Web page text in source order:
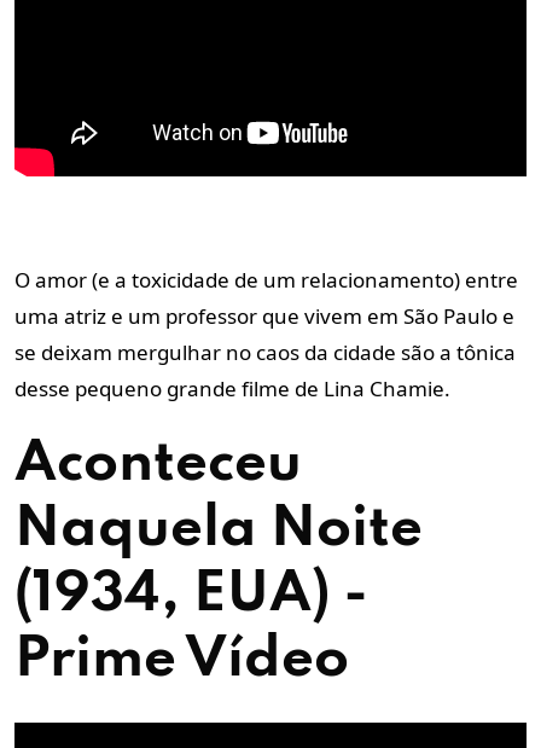
O amor (e a toxicidade de um relacionamento) entre
uma atriz e um professor que vivem em São Paulo e
se deixam mergulhar no caos da cidade são a tônica
desse pequeno grande filme de Lina Chamie.
Aconteceu
Naquela Noite
(1934, EUA) -
Prime Vídeo